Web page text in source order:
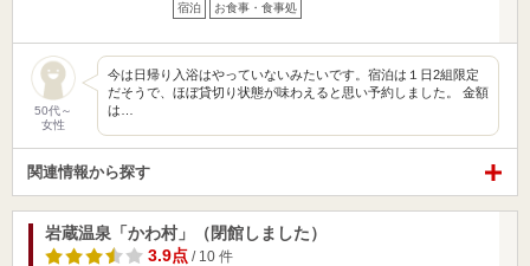
宿泊 お食事・食事処
50代～
女性
今は日帰り入浴はやっていないみたいです。宿泊は１日2組限定
だそうで、ほぼ貸切り状態が味わえると思い予約しました。 金額
は…
関連情報から探す
岩蔵温泉「かわ村」（閉館しました）
3.9点 / 10 件